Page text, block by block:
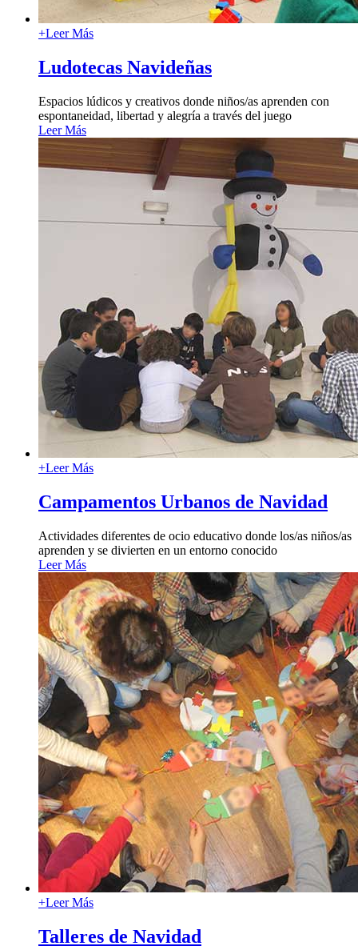
+Leer Más
Ludotecas Navideñas
Espacios lúdicos y creativos donde niños/as aprenden con
espontaneidad, libertad y alegría a través del juego
Leer Más
+Leer Más
Campamentos Urbanos de Navidad
Actividades diferentes de ocio educativo donde los/as niños/as
aprenden y se divierten en un entorno conocido
Leer Más
+Leer Más
Talleres de Navidad